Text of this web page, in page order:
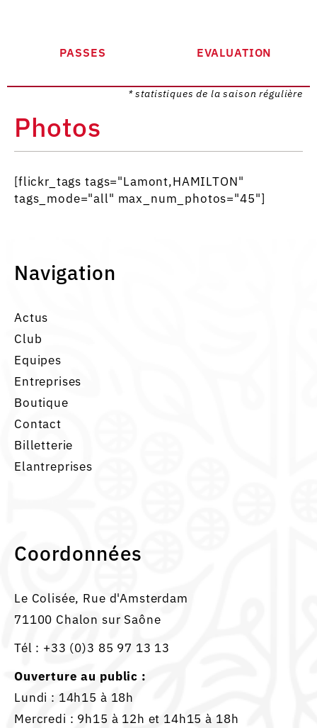
PASSES EVALUATION
* statistiques de la saison régulière
Photos
[flickr_tags tags="Lamont,HAMILTON"
tags_mode="all" max_num_photos="45"]
Navigation
Actus
Club
Equipes
Entreprises
Boutique
Contact
Billetterie
Elantreprises
Coordonnées
Le Colisée, Rue d'Amsterdam
71100 Chalon sur Saône
Tél : +33 (0)3 85 97 13 13
Ouverture au public :
Lundi : 14h15 à 18h
Mercredi : 9h15 à 12h et 14h15 à 18h